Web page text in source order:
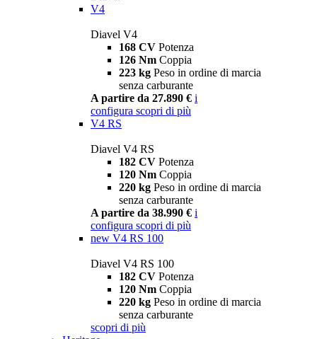
V4
Diavel V4
168 CV Potenza
126 Nm Coppia
223 kg Peso in ordine di marcia
senza carburante
A partire da 27.890 € i
configura scopri di più
V4 RS
Diavel V4 RS
182 CV Potenza
120 Nm Coppia
220 kg Peso in ordine di marcia
senza carburante
A partire da 38.990 € i
configura scopri di più
new V4 RS 100
Diavel V4 RS 100
182 CV Potenza
120 Nm Coppia
220 kg Peso in ordine di marcia
senza carburante
scopri di più